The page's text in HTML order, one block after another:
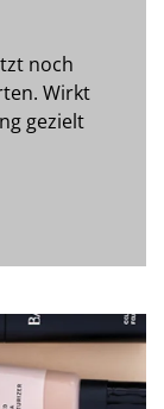
noch
Wirkt
gezielt